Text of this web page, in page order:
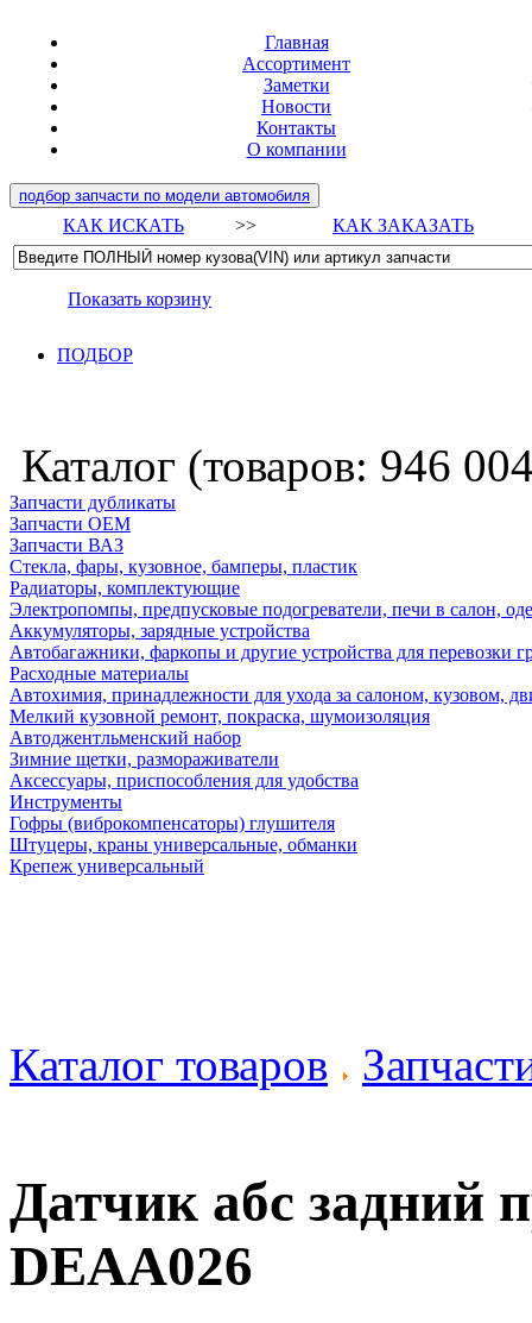
Главная
Ассортимент
Заметки
Новости
Контакты
О компании
подбор запчасти по модели автомобиля
КАК ИСКАТЬ >> КАК ЗАКАЗАТЬ
Показать корзину
ПОДБОР
Каталог (товаров: 946
Запчасти дубликаты
Запчасти ОЕМ
Запчасти ВАЗ
Стекла, фары, кузовное, бамперы, пластик
Радиаторы, комплектующие
Электропомпы, предпусковые подогреватели, печи в салон,
Аккумуляторы, зарядные устройства
Автобагажники, фаркопы и другие устройства для перевозки
Расходные материалы
Автохимия, принадлежности для ухода за салоном, кузовом,
Мелкий кузовной ремонт, покраска, шумоизоляция
Автоджентльменский набор
Зимние щетки, размораживатели
Аксессуары, приспособления для удобства
Инструменты
Гофры (виброкомпенсаторы) глушителя
Штуцеры, краны универсальные, обманки
Крепеж универсальный
Каталог товаров
Датчик абс задний
DEAA026